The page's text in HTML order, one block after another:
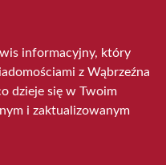
informacyjny, który
z Wąbrzeźna
dzieje się w Twoim
i zaktualizowanym